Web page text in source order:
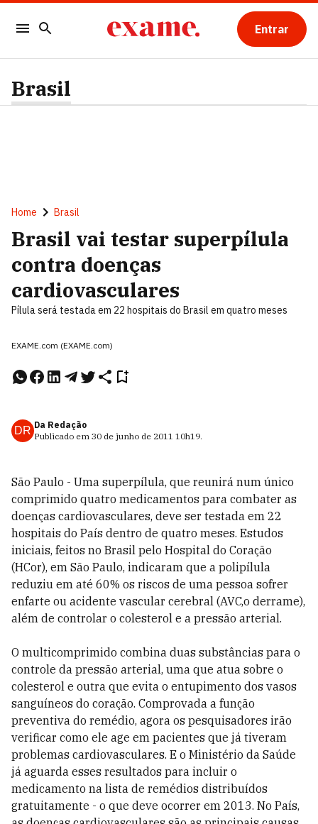
Entrar
Brasil
Home Brasil
Brasil vai testar superpílula
contra doenças
cardiovasculares
Pílula será testada em 22 hospitais do Brasil em quatro meses
EXAME.com (EXAME.com)
DR Da Redação
Publicado em 30 de junho de 2011 10h19.
São Paulo - Uma superpílula, que reunirá num único
comprimido quatro medicamentos para combater as
doenças cardiovasculares, deve ser testada em 22
hospitais do País dentro de quatro meses. Estudos
iniciais, feitos no Brasil pelo Hospital do Coração
(HCor), em São Paulo, indicaram que a polipílula
reduziu em até 60% os riscos de uma pessoa sofrer
enfarte ou acidente vascular cerebral (AVC,o derrame),
além de controlar o colesterol e a pressão arterial.
O multicomprimido combina duas substâncias para o
controle da pressão arterial, uma que atua sobre o
colesterol e outra que evita o entupimento dos vasos
sanguíneos do coração. Comprovada a função
preventiva do remédio, agora os pesquisadores irão
verificar como ele age em pacientes que já tiveram
problemas cardiovasculares. E o Ministério da Saúde
já aguarda esses resultados para incluir o
medicamento na lista de remédios distribuídos
gratuitamente - o que deve ocorrer em 2013. No País,